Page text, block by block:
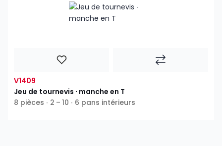
V1409
Jeu de tournevis ∙ manche en T
8 pièces ∙ 2 – 10 ∙ 6 pans intérieurs